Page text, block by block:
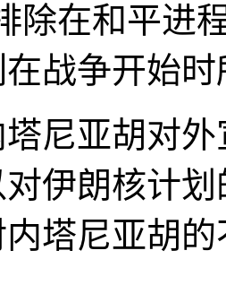
除在和平进
战争开始
亚胡对外
伊朗核计
塔尼亚胡